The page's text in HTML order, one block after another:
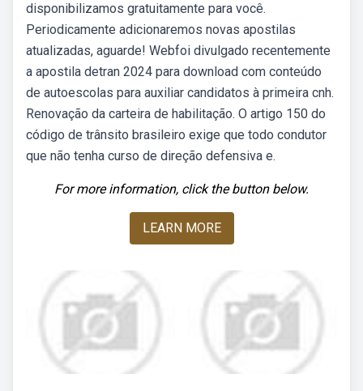
disponibilizamos gratuitamente para você.
Periodicamente adicionaremos novas apostilas
atualizadas, aguarde! Webfoi divulgado recentemente
a apostila detran 2024 para download com conteúdo
de autoescolas para auxiliar candidatos à primeira cnh.
Renovação da carteira de habilitação. O artigo 150 do
código de trânsito brasileiro exige que todo condutor
que não tenha curso de direção defensiva e.
For more information, click the button below.
LEARN MORE